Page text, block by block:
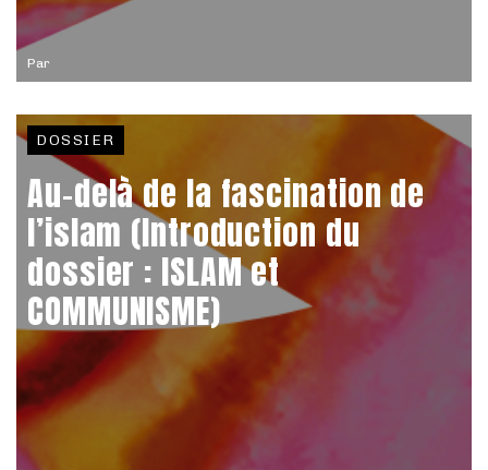
Par
DOSSIER
Au-delà de la fascination de
l’islam (Introduction du
dossier : ISLAM et
COMMUNISME)